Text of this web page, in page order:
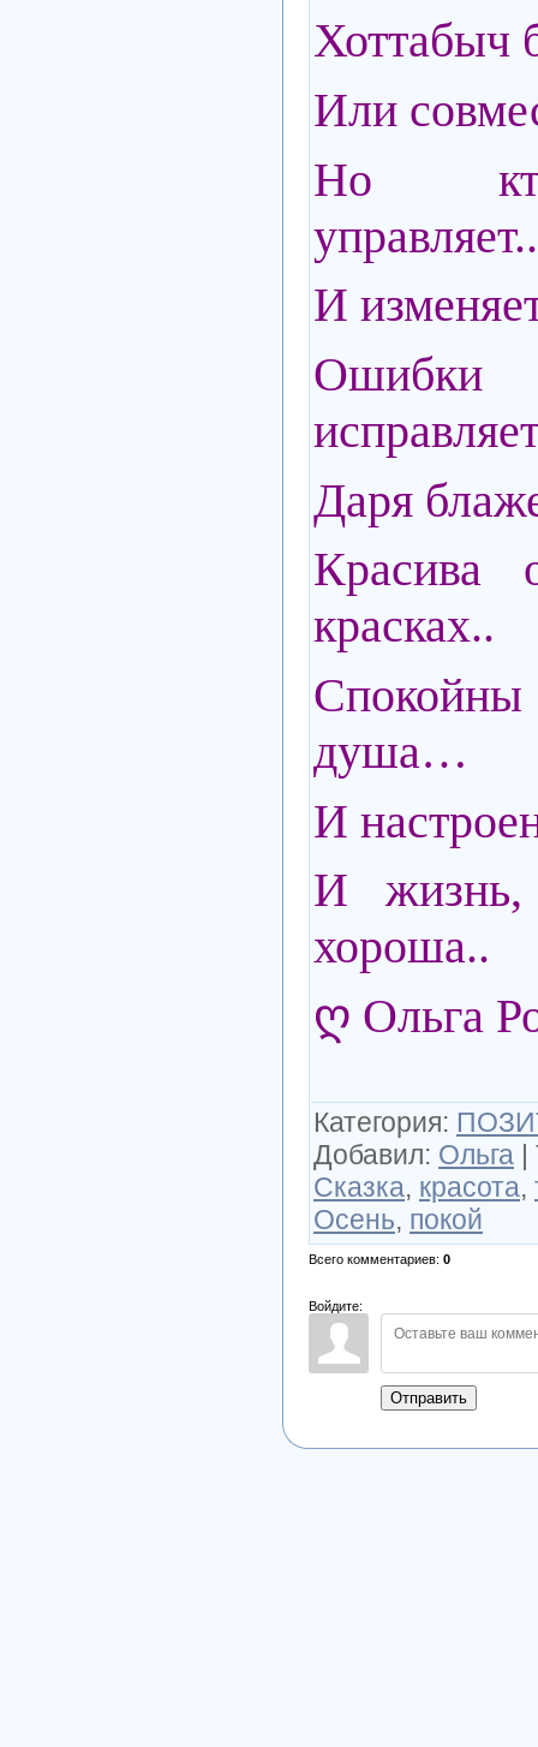
Хоттабыч
Или
Но
управляет..
И
Даря
Красива
красках..
душа…
И
И жизнь,
хороша..
ღ Ольга
Категория:
Добавил: Ольга |
Сказка, красота,
Осень, покой
Всего комментариев: 0
Войдите:
Отправить